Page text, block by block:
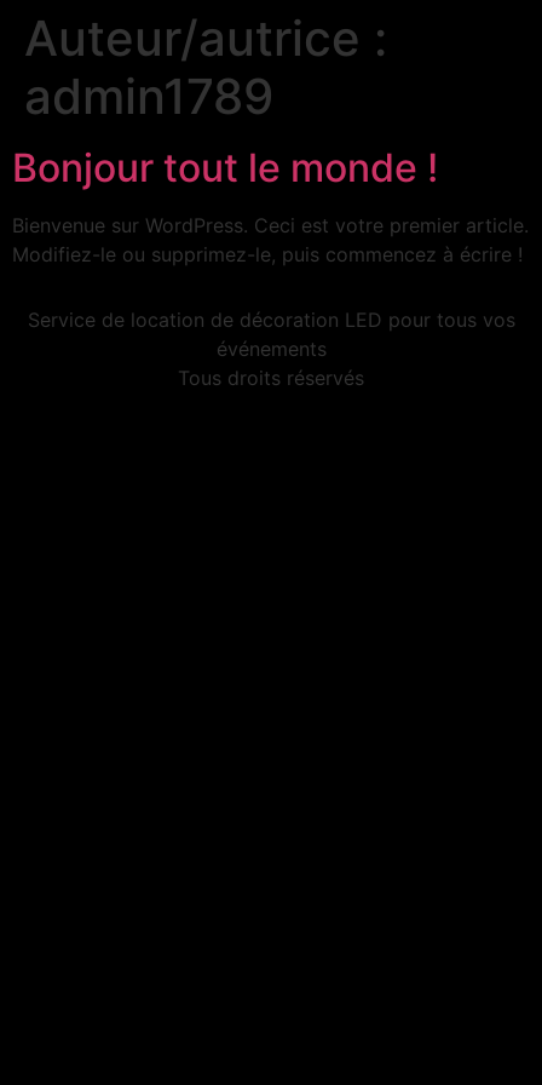
Auteur/autrice :
admin1789
Bonjour tout le monde !
Bienvenue sur WordPress. Ceci est votre premier article.
Modifiez-le ou supprimez-le, puis commencez à écrire !
Service de location de décoration LED pour tous vos
événements
Tous droits réservés